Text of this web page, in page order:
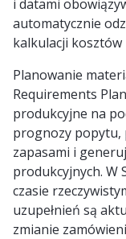
i datami
automatycznie
kalkulacji
Planowanie
Requirements
produkcyjne na
prognozy popytu,
zapasami i
produkcyjnych. W
czasie
uzupełnień są
zmianie